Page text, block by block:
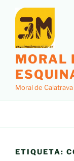
contenido
MORAL
Moral de
ETIQUETA: